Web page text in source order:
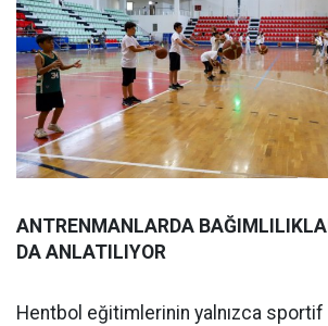
ANTRENMANLARDA
DA ANLATILIYOR
Hentbol eğitimlerinin yalnızca sportif